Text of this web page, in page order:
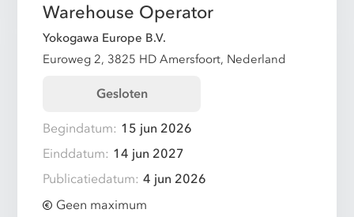
Warehouse Operator
Yokogawa Europe B.V.
Euroweg 2, 3825 HD Amersfoort, Nederland
Gesloten
Begindatum: 15 jun 2026
Einddatum: 14 jun 2027
Publicatiedatum: 4 jun 2026
Geen maximum